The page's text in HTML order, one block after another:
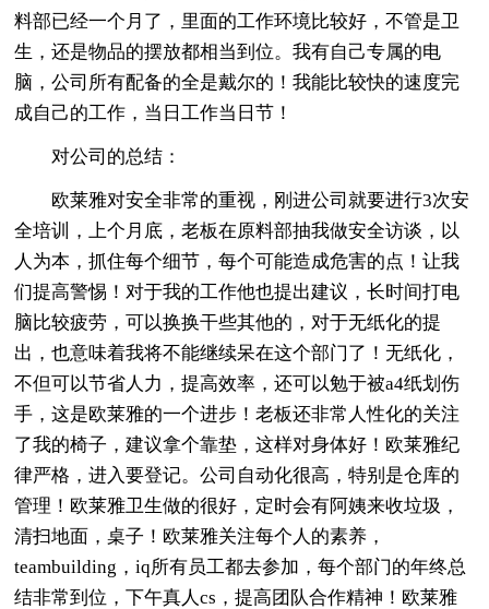
料部已经一个月了，里面的工作环境比较好，不管是卫
生，还是物品的摆放都相当到位。我有自己专属的电
脑，公司所有配备的全是戴尔的！我能比较快的速度完
成自己的工作，当日工作当日节！
对公司的总结：
欧莱雅对安全非常的重视，刚进公司就要进行3次安
全培训，上个月底，老板在原料部抽我做安全访谈，以
人为本，抓住每个细节，每个可能造成危害的点！让我
们提高警惕！对于我的工作他也提出建议，长时间打电
脑比较疲劳，可以换换干些其他的，对于无纸化的提
出，也意味着我将不能继续呆在这个部门了！无纸化，
不但可以节省人力，提高效率，还可以勉于被a4纸划伤
手，这是欧莱雅的一个进步！老板还非常人性化的关注
了我的椅子，建议拿个靠垫，这样对身体好！欧莱雅纪
律严格，进入要登记。公司自动化很高，特别是仓库的
管理！欧莱雅卫生做的很好，定时会有阿姨来收垃圾，
清扫地面，桌子！欧莱雅关注每个人的素养，
teambuilding，iq所有员工都去参加，每个部门的年终总
结非常到位，下午真人cs，提高团队合作精神！欧莱雅